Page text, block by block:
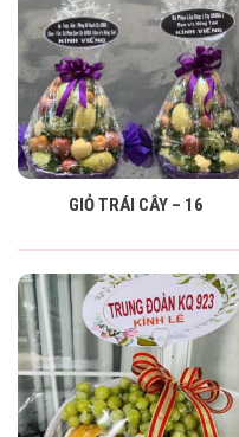
GIỎ TRÁI CÂY – 16